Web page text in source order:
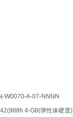
W0070-A-07-NNNN
4-G8(弹性体硬度)